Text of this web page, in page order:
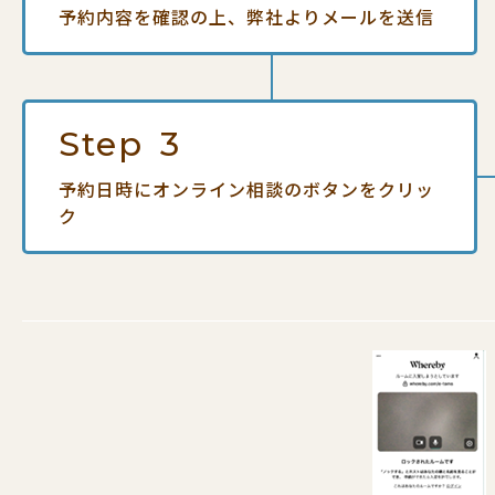
予約内容を確認の上、弊社よりメールを送信
Step 3
予約日時にオンライン相談のボタンをクリッ
ク